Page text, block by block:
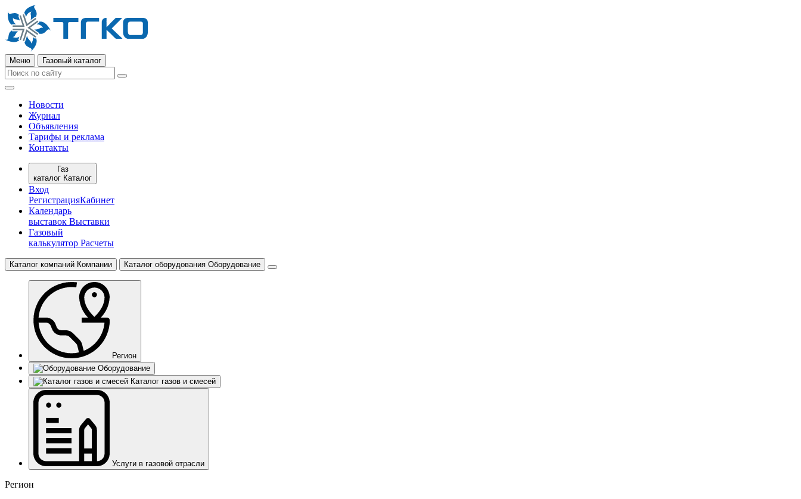
Меню Газовый каталог
Новости
Журнал
Объявления
Тарифы и реклама
Контакты
Газ
каталог Каталог
Вход
РегистрацияКабинет
Календарь
выставок Выставки
Газовый
калькулятор Расчеты
Каталог компаний Компании Каталог оборудования Оборудование
Регион
Оборудование
Каталог газов и смесей
Услуги в газовой отрасли
Регион